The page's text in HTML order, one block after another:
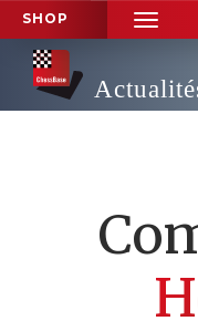
SHOP
TOGGLE